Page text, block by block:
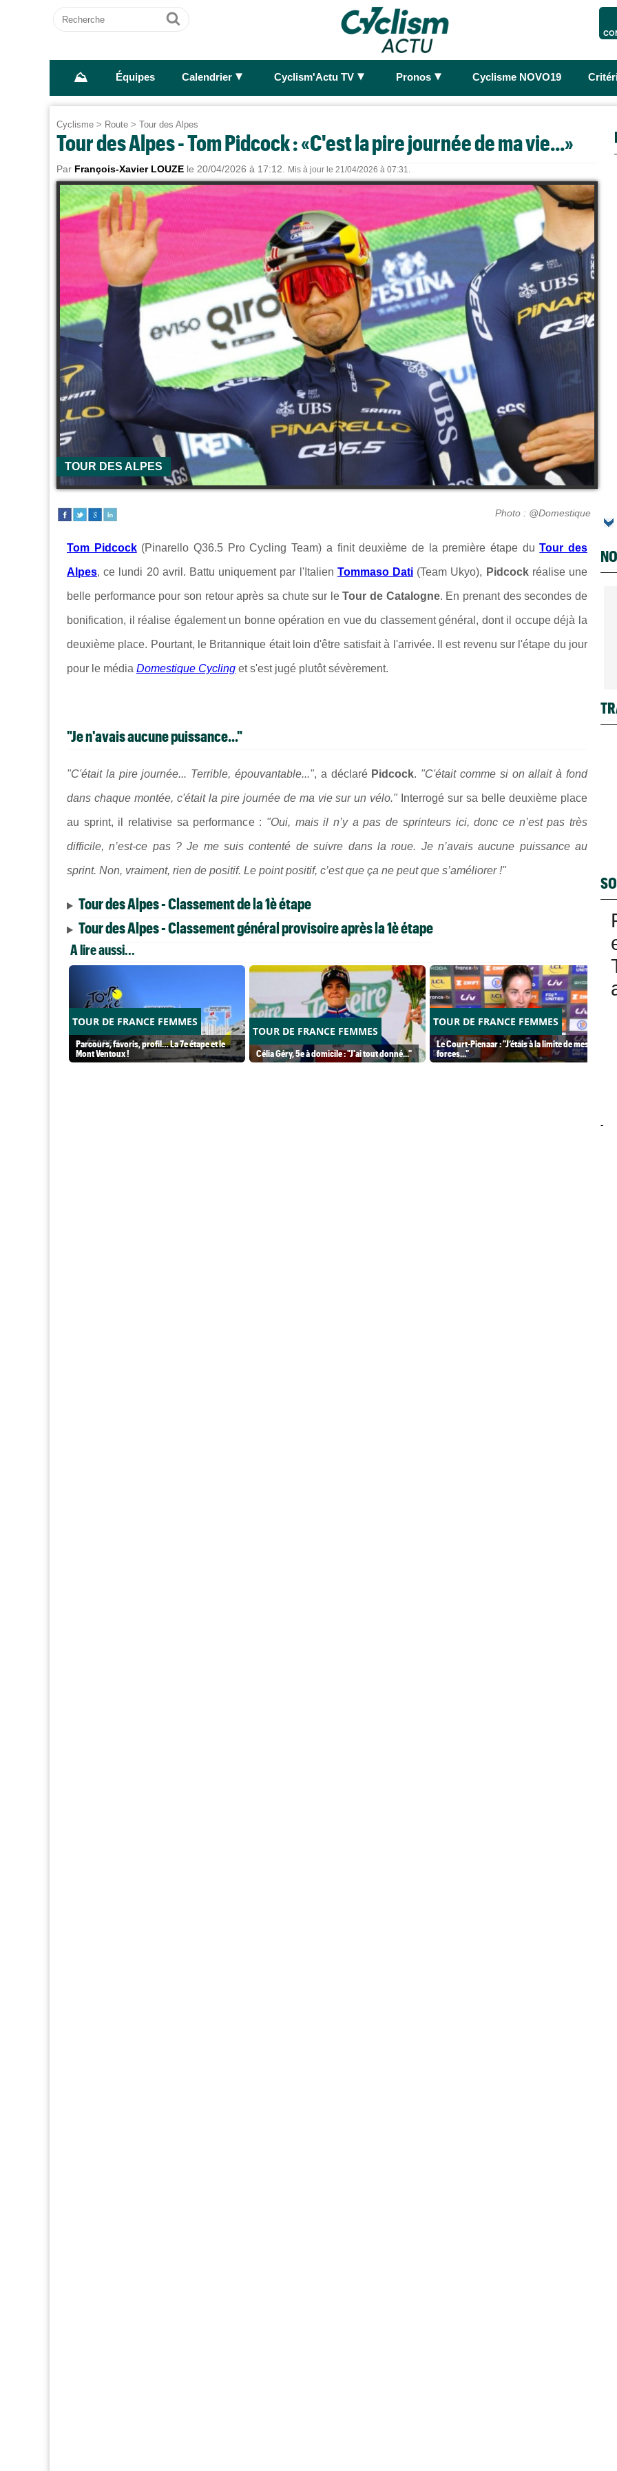
Recherche
Ok
⛰ Équipes Calendrier ► Cyclism'Actu TV ► Pronos ► Cyclisme NOVO19
Cyclisme > Route > Tour des Alpes
Tour des Alpes - Tom Pidcock : «C'est la pire journée de ma vie...»
Par François-Xavier LOUZE le 20/04/2026 à 17:12. Mis à jour le 21/04/2026 à 07:31.
TOUR DES ALPES
Photo : @Domestique
Tom Pidcock(Pinarello Q36.5 Pro Cycling Team) a finit deuxième de la première étape duTour des
Alpes, ce lundi 20 avril. Battu uniquement par l'Italien Tommaso Dati (Team Ukyo), Pidcock réalise une
belle performance pour son retour après sa chute sur leTour de Catalogne. En prenant des secondes de
bonification, il réalise également un bonne opération en vue du classement général, dont il occupe déjà la
deuxième place. Pourtant, le Britannique était loin d'être satisfait à l'arrivée. Il est revenu sur l'étape du jour
pour le média Domestique Cycling et s'est jugé plutôt sévèrement.
"Je n'avais aucune puissance..."
"C'était la pire journée... Terrible, épouvantable...", a déclaré Pidcock. "C'était comme si on allait à fond
dans chaque montée, c'était la pire journée de ma vie sur un vélo." Interrogé sur sa belle deuxième place
au sprint, il relativise sa performance : "Oui, mais il n’y a pas de sprinteurs ici, donc ce n’est pas très
difficile, n’est-ce pas ? Je me suis contenté de suivre dans la roue. Je n’avais aucune puissance au
sprint. Non, vraiment, rien de positif. Le point positif, c’est que ça ne peut que s’améliorer !"
Tour des Alpes - Classement de la 1è étape
Tour des Alpes - Classement général provisoire après la 1è étape
A lire aussi...
TOUR DE FRANCE FEMMES
Parcours, favoris, profil… La 7e étape et le
Mont Ventoux !
TOUR DE FRANCE FEMMES
Célia Géry, 5e à domicile : "J'ai tout donné..."
TOUR DE FRANCE FEMMES
Le Court-Pienaar : "J’étais à la limite de mes
forces..."
-